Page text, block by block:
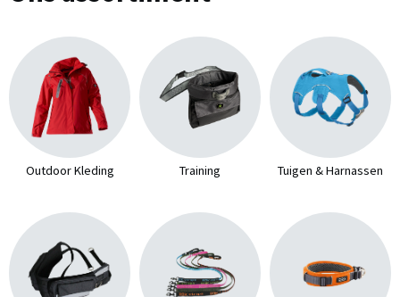
Outdoor Kleding Training Tuigen & Harnassen